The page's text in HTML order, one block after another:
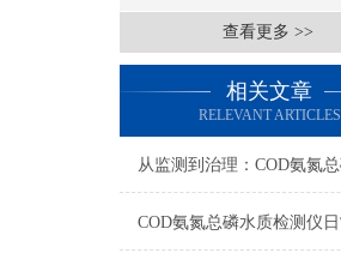
查看更多 >>
相关文章
RELEVANT ARTICLES